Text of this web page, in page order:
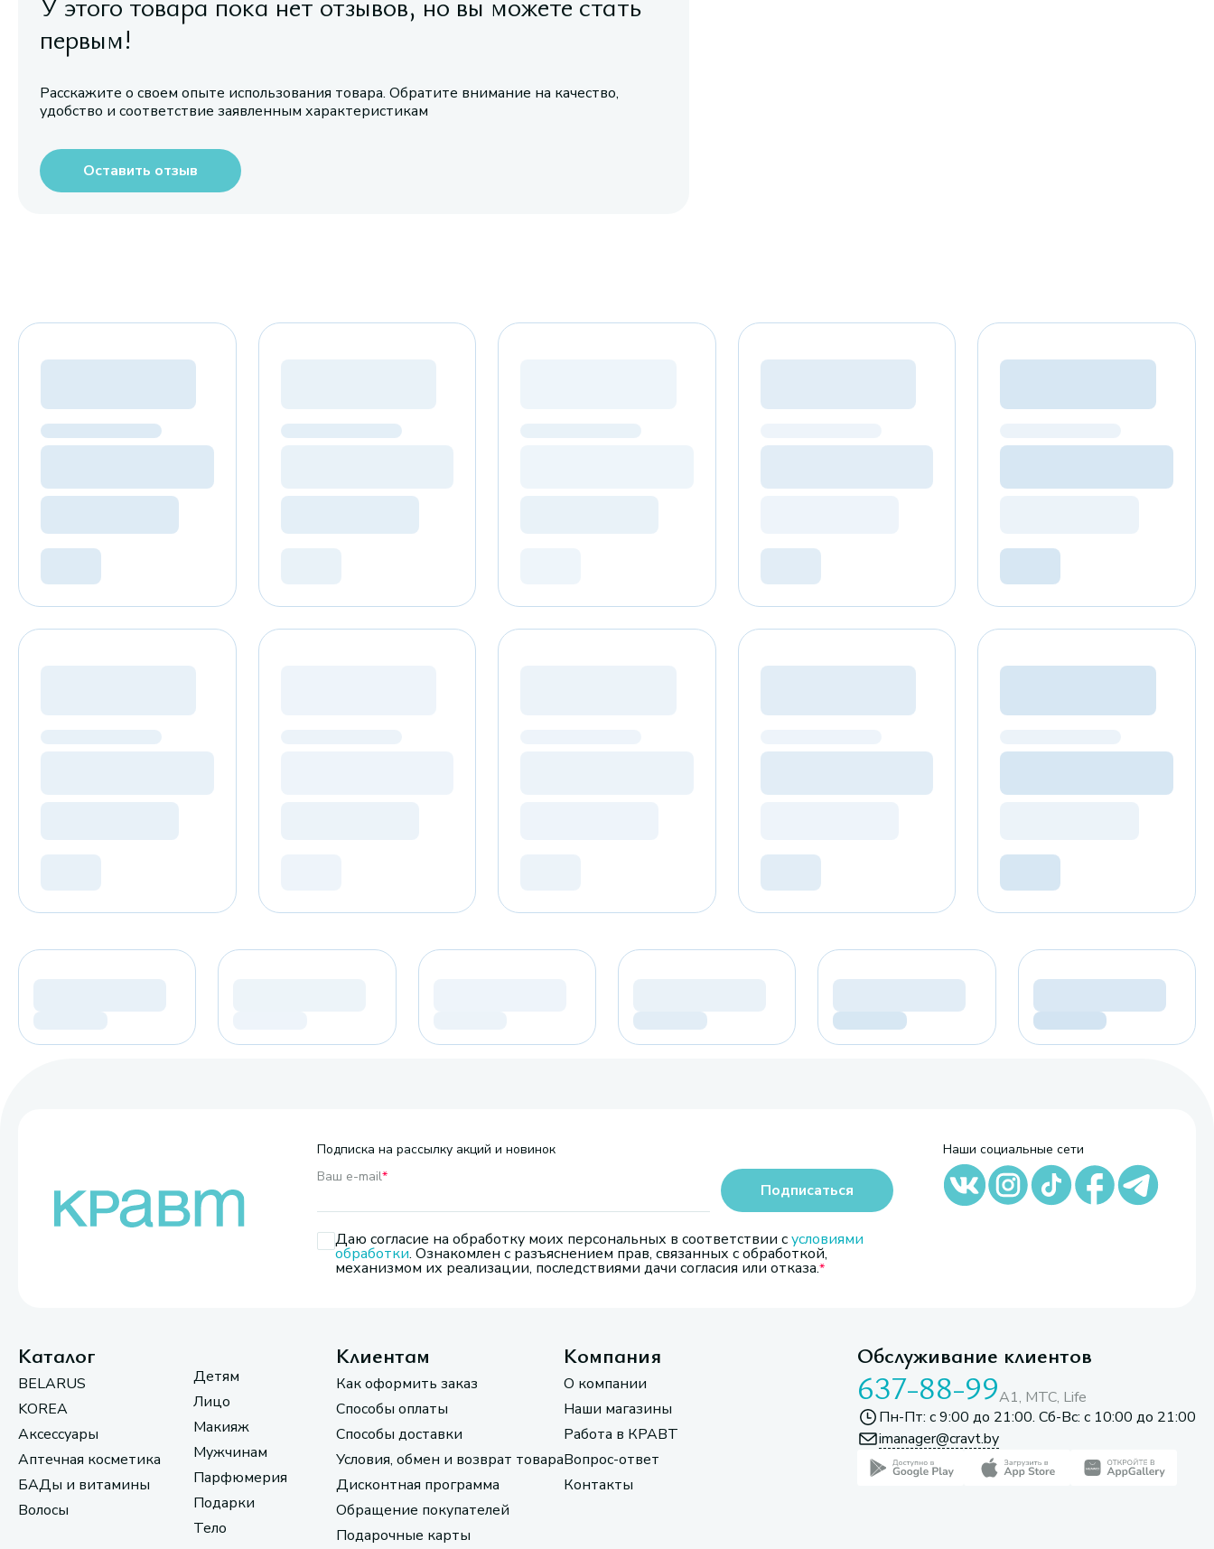
первым!
Расскажите о своем опыте использования товара. Обратите внимание на качество,
удобство и соответствие заявленным характеристикам
Оставить отзыв
Подписка на рассылку акций и новинок
Ваш e-mail*
Даю согласие на обработку моих персональных в соответствии сусловиями
обработки. Ознакомлен с разъяснением прав, связанных с обработкой,
механизмом их реализации, последствиями дачи согласия или отказа.
Подписаться
Наши социальные сети
Каталог
BELARUS
KOREA
Аксессуары
Аптечная косметика
БАДы и витамины
Волосы
Детям
Лицо
Макияж
Мужчинам
Парфюмерия
Подарки
Тело
Клиентам
Как оформить заказ
Способы оплаты
Способы доставки
Условия, обмен и возврат товара
Дисконтная программа
Обращение покупателей
Подарочные карты
Компания
О компании
Наши магазины
Работа в КРАВТ
Вопрос-ответ
Контакты
Обслуживание клиентов
637-88-99A1, МТС, Life
Пн-Пт: с 9:00 до 21:00. Сб-Вс: с 10:00 до 21:00
imanager@cravt.by